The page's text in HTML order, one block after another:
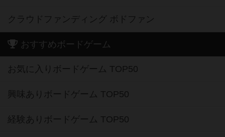
クラウドファンディング ボドファン
おすすめボードゲーム
お気に入りボードゲーム TOP50
興味ありボードゲーム TOP50
経験ありボードゲーム TOP50